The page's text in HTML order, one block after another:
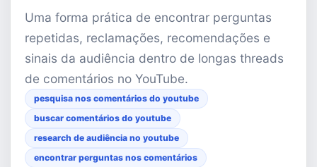
Uma forma prática de encontrar perguntas
repetidas, reclamações, recomendações e
sinais da audiência dentro de longas threads
de comentários no YouTube.
pesquisa nos comentários do youtube
buscar comentários do youtube
research de audiência no youtube
encontrar perguntas nos comentários